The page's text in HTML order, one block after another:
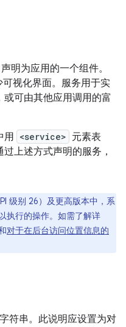
明为应用的一个组件。
视化界面。服务用于实
可由其他应用调用的富
用 <service> 元素表
上述方式声明的服务，
级别 26）及更高版本中，系
执行的操作。如需了解详
对于在后台访问位置信息的
符串。此说明应设置为对